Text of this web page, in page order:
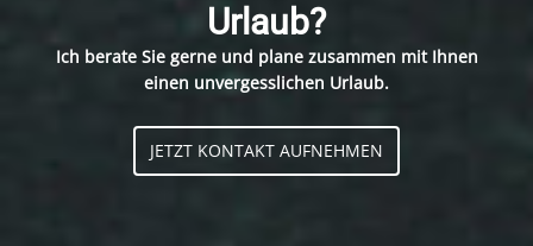
Urlaub?
Ich berate Sie gerne und plane zusammen mit Ihnen
einen unvergesslichen Urlaub.
JETZT KONTAKT AUFNEHMEN